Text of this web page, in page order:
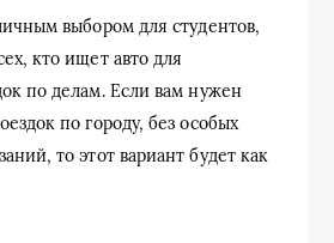
выбором для студентов,
кто ищет авто для
по делам. Если вам нужен
по городу, без особых
то этот вариант будет как